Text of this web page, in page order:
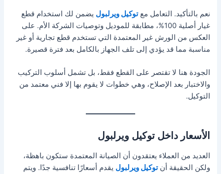
نعم بالتأكيد. التعامل معتوكيل ويرلبول يضمن لك استخدام قطع
غيار أصلية 100%، مطابقة للموديل وتوصيات الشركة الأم. على
العكس من الورش غير المعتمدة التي تستخدم قطع تجارية أو غير
مناسبة مما قد يؤدي إلى تلف الجهاز بالكامل بعد فترة قصيرة.
الجودة هنا لا تقتصر على القطع فقط، بل تشمل أسلوب التركيب
والاختبار بعد الإصلاح، وهي خطوات لا يقوم بها إلا فني معتمد من
التوكيل.
الأسعار داخل توكيل ويرلبول
العديد من العملاء يعتقدون أن الصيانة المعتمدة ستكون باهظة،
ولكن الحقيقة أنتوكيل ويرلبول يقدم أسعارًا تنافسية جدًا. ويتم